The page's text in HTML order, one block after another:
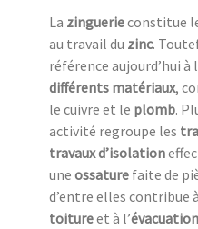
La zinguerieconstitue
au travail du zinc.
référence aujourd’hui
différents matériaux,
le cuivre et le plomb.
activité regroupe les
travaux d’isolation
une ossature faite de
d’entre elles contribue
toitureet à l’évacuation